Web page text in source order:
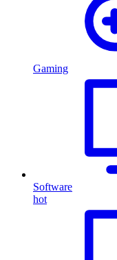
Gaming
Software
hot